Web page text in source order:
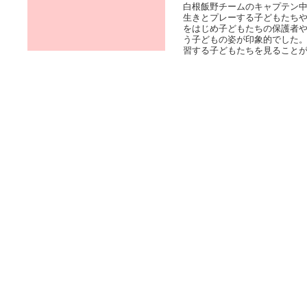
白根飯野チームのキャプテン
生きとプレーする子どもたち
をはじめ子どもたちの保護者
う子どもの姿が印象的でした
習する子どもたちを見ること